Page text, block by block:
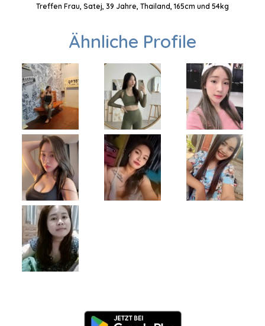
Treffen Frau, Satej, 39 Jahre, Thailand, 165cm und 54kg
Ähnliche Profile